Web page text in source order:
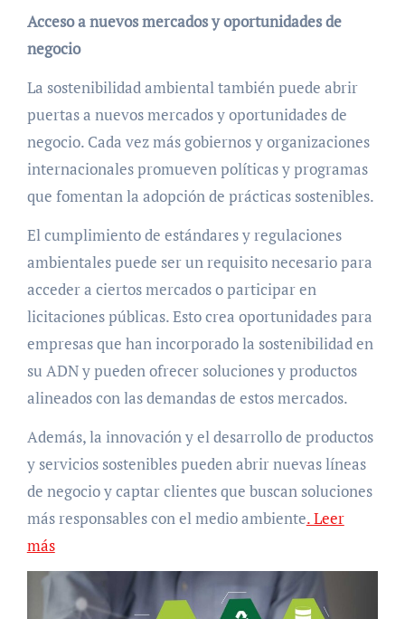
Acceso a nuevos mercados y oportunidades de
negocio
La sostenibilidad ambiental también puede abrir
puertas a nuevos mercados y oportunidades de
negocio. Cada vez más gobiernos y organizaciones
internacionales promueven políticas y programas
que fomentan la adopción de prácticas sostenibles.
El cumplimiento de estándares y regulaciones
ambientales puede ser un requisito necesario para
acceder a ciertos mercados o participar en
licitaciones públicas. Esto crea oportunidades para
empresas que han incorporado la sostenibilidad en
su ADN y pueden ofrecer soluciones y productos
alineados con las demandas de estos mercados.
Además, la innovación y el desarrollo de productos
y servicios sostenibles pueden abrir nuevas líneas
de negocio y captar clientes que buscan soluciones
más responsables con el medio ambiente. Leer
más